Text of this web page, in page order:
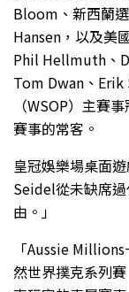
Bloom、新西蘭
Hansen，以及美
Phil Hellmuth、
Tom Dwan、Erik
（WSOP）主賽
賽事的常客。
皇冠娛樂場桌面
Seidel從未缺席
由。」
「Aussie
然世界撲克系列